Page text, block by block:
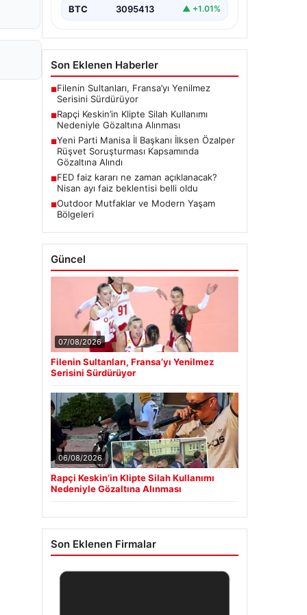
BTC 3095413 ▲ +1.01%
Son Eklenen Haberler
■Filenin Sultanları, Fransa’yı Yenilmez
Serisini Sürdürüyor
■Rapçi Keskin’in Klipte Silah Kullanımı
Nedeniyle Gözaltına Alınması
■Yeni Parti Manisa İl Başkanı İlksen Özalper
Rüşvet Soruşturması Kapsamında
Gözaltına Alındı
■FED faiz kararı ne zaman açıklanacak?
Nisan ayı faiz beklentisi belli oldu
■Outdoor Mutfaklar ve Modern Yaşam
Bölgeleri
Güncel
07/08/2026
Filenin Sultanları, Fransa’yı Yenilmez
Serisini Sürdürüyor
06/08/2026
Rapçi Keskin’in Klipte Silah Kullanımı
Nedeniyle Gözaltına Alınması
Son Eklenen Firmalar